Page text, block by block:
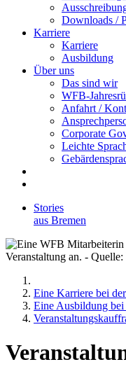
Downloads /
Karriere
Karriere
Ausbildung
Über uns
Das sind wir
WFB-
Anfahrt /
Corporate
Leichte
Stories
aus Bremen
Eine Karriere bei
Eine Ausbildung